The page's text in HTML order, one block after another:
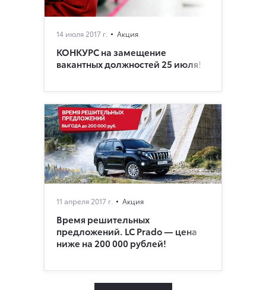
14 июля 2017 г. Акция
КОНКУРС на замещение
вакантных должностей 25 июля!
11 апреля 2017 г. Акция
Время решительных
предложений. LC Prado — цена
ниже на 200 000 рублей!